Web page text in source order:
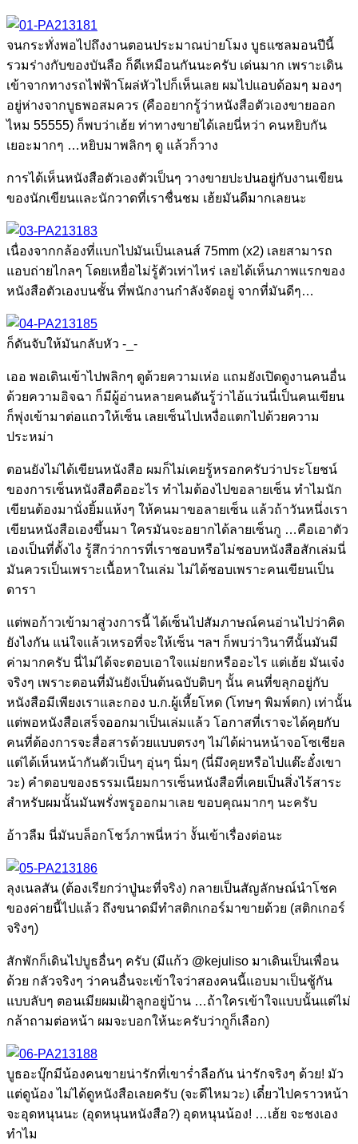
จนกระทั่งพอไปถึงงานตอนประมาณบ่ายโมง บูธแซลมอนปีนี้
รวมร่างกับของบันลือ ก็ดีเหมือนกันนะครับ เด่นมาก เพราะเดิน
เข้าจากทางรถไฟฟ้าโผล่หัวไปก็เห็นเลย ผมไปแอบด้อมๆ มองๆ
อยู่ห่างจากบูธพอสมควร (คืออยากรู้ว่าหนังสือตัวเองขายออก
ไหม 55555) ก็พบว่าเฮ้ย ท่าทางขายได้เลยนี่หว่า คนหยิบกัน
เยอะมากๆ …หยิบมาพลิกๆ ดู แล้วก็วาง
การได้เห็นหนังสือตัวเองตัวเป็นๆ วางขายปะปนอยู่กับงานเขียน
ของนักเขียนและนักวาดที่เราชื่นชม เฮ้ยมันดีมากเลยนะ
เนื่องจากกล้องที่แบกไปมันเป็นเลนส์ 75mm (x2) เลยสามารถ
แอบถ่ายไกลๆ โดยเหยื่อไม่รู้ตัวเท่าไหร่ เลยได้เห็นภาพแรกของ
หนังสือตัวเองบนชั้น ที่พนักงานกำลังจัดอยู่ จากที่มันดีๆ…
ก็ดันจับให้มันกลับหัว -_-
เออ พอเดินเข้าไปพลิกๆ ดูด้วยความเห่อ แถมยังเปิดดูงานคนอื่น
ด้วยความอิจฉา ก็มีผู้อ่านหลายคนดันรู้ว่าไอ้แว่นนี่เป็นคนเขียน
ก็พุ่งเข้ามาต่อแถวให้เซ็น เลยเซ็นไปเหงื่อแตกไปด้วยความ
ประหม่า
ตอนยังไม่ได้เขียนหนังสือ ผมก็ไม่เคยรู้หรอกครับว่าประโยชน์
ของการเซ็นหนังสือคืออะไร ทำไมต้องไปขอลายเซ็น ทำไมนัก
เขียนต้องมานั่งยิ้มแห้งๆ ให้คนมาขอลายเซ็น แล้วถ้าวันหนึ่งเรา
เขียนหนังสือเองขึ้นมา ใครมันจะอยากได้ลายเซ็นกู …คือเอาตัว
เองเป็นที่ตั้งไง รู้สึกว่าการที่เราชอบหรือไม่ชอบหนังสือสักเล่มนี่
มันควรเป็นเพราะเนื้อหาในเล่ม ไม่ได้ชอบเพราะคนเขียนเป็น
ดารา
แต่พอก้าวเข้ามาสู่วงการนี้ ได้เซ็นไปสัมภาษณ์คนอ่านไปว่าคิด
ยังไงกัน แน่ใจแล้วเหรอที่จะให้เซ็น ฯลฯ ก็พบว่าวินาทีนั้นมันมี
ค่ามากครับ นี่ไม่ได้จะตอบเอาใจแม่ยกหรืออะไร แต่เฮ้ย มันเจ๋ง
จริงๆ เพราะตอนที่มันยังเป็นต้นฉบับดิบๆ นั้น คนที่ขลุกอยู่กับ
หนังสือมีเพียงเราและกอง บ.ก.ผู้เหี้ยโหด (โทษๆ พิมพ์ตก) เท่านั้น
แต่พอหนังสือเสร็จออกมาเป็นเล่มแล้ว โอกาสที่เราจะได้คุยกับ
คนที่ต้องการจะสื่อสารด้วยแบบตรงๆ ไม่ได้ผ่านหน้าจอโซเชียล
แต่ได้เห็นหน้ากันตัวเป็นๆ อุ่นๆ นิ่มๆ (นี่มึงคุยหรือไปแต๊ะอั๋งเขา
วะ) คำตอบของธรรมเนียมการเซ็นหนังสือที่เคยเป็นสิ่งไร้สาระ
สำหรับผมนั้นมันพรั่งพรูออกมาเลย ขอบคุณมากๆ นะครับ
อ้าวลืม นี่มันบล็อกโชว์ภาพนี่หว่า งั้นเข้าเรื่องต่อนะ
ลุงเนลสัน (ต้องเรียกว่าปู่นะที่จริง) กลายเป็นสัญลักษณ์นำโชค
ของค่ายนี้ไปแล้ว ถึงขนาดมีทำสติกเกอร์มาขายด้วย (สติกเกอร์
จริงๆ)
สักพักก็เดินไปบูธอื่นๆ ครับ (มีแก้ว @kejuliso มาเดินเป็นเพื่อน
ด้วย กลัวจริงๆ ว่าคนอื่นจะเข้าใจว่าสองคนนี้แอบมาเป็นชู้กัน
แบบลับๆ ตอนเมียผมเฝ้าลูกอยู่บ้าน …ถ้าใครเข้าใจแบบนั้นแต่ไม่
กล้าถามต่อหน้า ผมจะบอกให้นะครับว่ากูก็เลือก)
บูธอะบุ๊กมีน้องคนขายน่ารักที่เขาร่ำลือกัน น่ารักจริงๆ ด้วย! มัว
แต่ดูน้อง ไม่ได้ดูหนังสือเลยครับ (จะดีไหมวะ) เดี๋ยวไปคราวหน้า
จะอุดหนุนนะ (อุดหนุนหนังสือ?) อุดหนุนน้อง! …เฮ้ย จะชงเอง
ทำไม